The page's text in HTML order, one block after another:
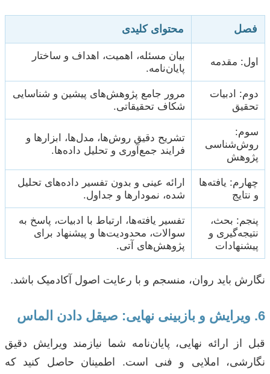
فصل محتوای کلیدی
اول: مقدمه
بیان مسئله، اهمیت، اهداف و ساختار
پایان‌نامه.
دوم: ادبیات
تحقیق
مرور جامع پژوهش‌های پیشین و شناسایی
شکاف تحقیقاتی.
سوم:
روش‌شناسی
پژوهش
تشریح دقیق روش‌ها، مدل‌ها، ابزارها و
فرایند جمع‌آوری و تحلیل داده‌ها.
چهارم: یافته‌ها
و نتایج
ارائه عینی و بدون تفسیر داده‌های تحلیل
شده، نمودارها و جداول.
پنجم: بحث،
نتیجه‌گیری و
پیشنهادات
تفسیر یافته‌ها، ارتباط با ادبیات، پاسخ به
سوالات، محدودیت‌ها و پیشنهاد برای
پژوهش‌های آتی.
نگارش باید روان، منسجم و با رعایت اصول آکادمیک باشد.
6. ویرایش و بازبینی نهایی: صیقل دادن الماس
قبل از ارائه نهایی، پایان‌نامه شما نیازمند ویرایش دقیق
نگارشی، املایی و فنی است. اطمینان حاصل کنید که